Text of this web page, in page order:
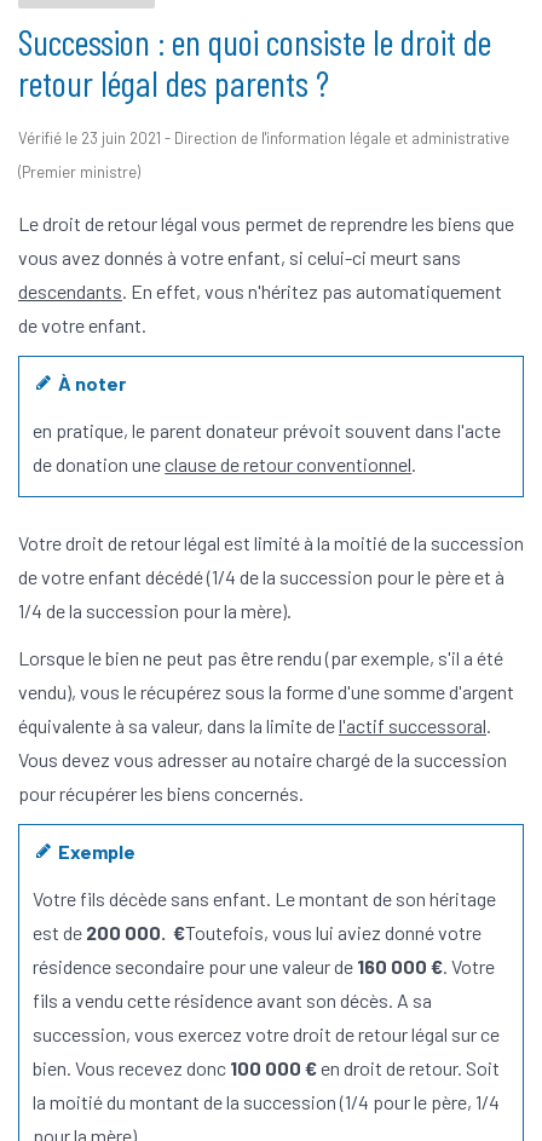
Succession : en quoi consiste le droit de
retour légal des parents ?
Vérifié le 23 juin 2021 - Direction de l'information légale et administrative
(Premier ministre)
Le droit de retour légal vous permet de reprendre les biens que
vous avez donnés à votre enfant, si celui-ci meurt sans
descendants. En effet, vous n'héritez pas automatiquement
de votre enfant.
À noter
en pratique, le parent donateur prévoit souvent dans l'acte
de donation uneclause de retour conventionnel.
Votre droit de retour légal est limité à la moitié de la succession
de votre enfant décédé (1/4 de la succession pour le père et à
1/4 de la succession pour la mère).
Lorsque le bien ne peut pas être rendu (par exemple, s'il a été
vendu), vous le récupérez sous la forme d'une somme d'argent
équivalente à sa valeur, dans la limite del'actif successoral.
Vous devez vous adresser au notaire chargé de la succession
pour récupérer les biens concernés.
Exemple
Votre fils décède sans enfant. Le montant de son héritage
est de 200 000. €Toutefois, vous lui aviez donné votre
résidence secondaire pour une valeur de 160 000 €. Votre
fils a vendu cette résidence avant son décès. A sa
succession, vous exercez votre droit de retour légal sur ce
bien. Vous recevez donc 100 000 €en droit de retour. Soit
la moitié du montant de la succession (1/4 pour le père, 1/4
pour la mère).